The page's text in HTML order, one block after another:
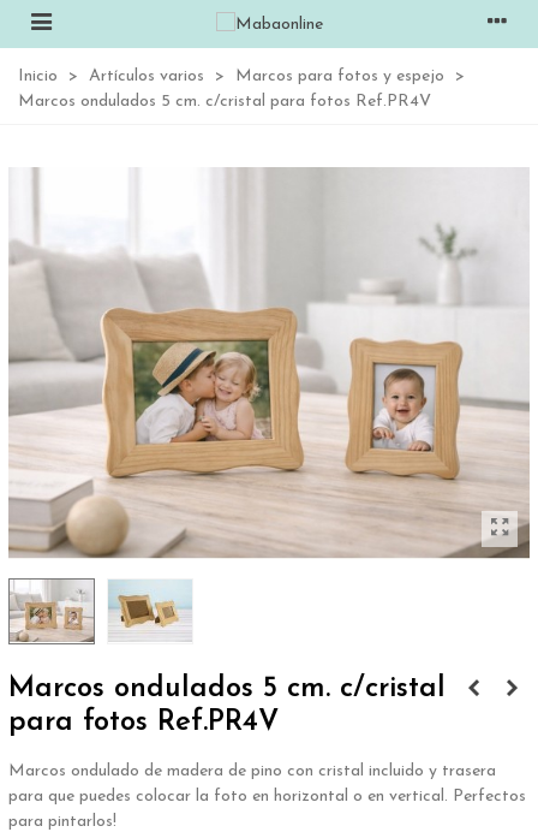
Inicio > Artículos varios > Marcos para fotos y espejo
>
Marcos ondulados 5 cm. c/cristal para fotos Ref.PR4V
Marcos ondulados 5 cm. c/cristal
para fotos Ref.PR4V
Marcos ondulado de madera de pino con cristal incluido y trasera
para que puedes colocar la foto en horizontal o en vertical. Perfectos
para pintarlos!